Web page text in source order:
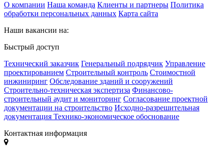
О компании Наша команда Клиенты и партнеры Политика
обработки персональных данных Карта сайта
Наши вакансии на:
Быстрый доступ
Технический заказчик Генеральный подрядчик Управление
проектированием Строительный контроль Стоимостной
инжиниринг Обследование зданий и сооружений
Строительно-техническая экспертиза Финансово-
строительный аудит и мониторинг Согласование проектной
документации на строительство Исходно-разрешительная
документация Технико-экономическое обоснование
Контактная информация